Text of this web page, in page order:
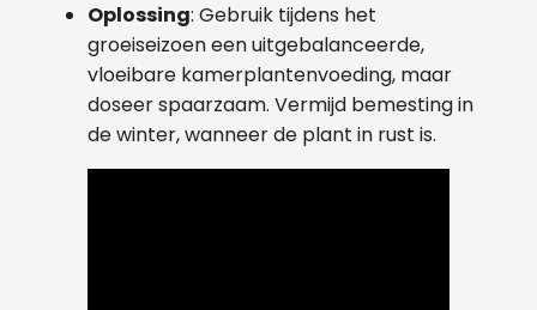
Oplossing: Gebruik tijdens het
groeiseizoen een uitgebalanceerde,
vloeibare kamerplantenvoeding, maar
doseer spaarzaam. Vermijd bemesting in
de winter, wanneer de plant in rust is.